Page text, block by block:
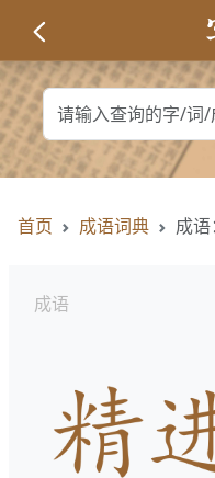
首页 成语词典 成
成语